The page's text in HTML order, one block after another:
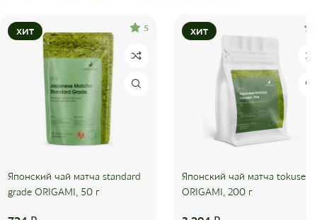
ХИТ 5
Японский чай матча standard
grade ORIGAMI, 50 г
ХИТ
Японский чай матча tokusen
ORIGAMI, 200 г